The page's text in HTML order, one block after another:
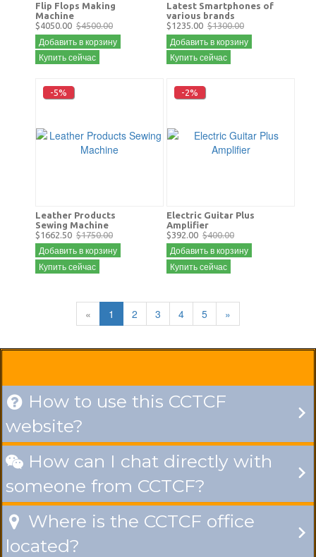
Flip Flops Making
Machine
$4050.00 $4500.00
Добавить в корзину
Купить сейчас
Latest Smartphones of
various brands
$1235.00 $1300.00
Добавить в корзину
Купить сейчас
-5%
Leather Products
Sewing Machine
$1662.50 $1750.00
Добавить в корзину
Купить сейчас
-2%
Electric Guitar Plus
Amplifier
$392.00 $400.00
Добавить в корзину
Купить сейчас
« 1 2 3 4 5 »
 How to use this CCTCF
website?
 How can I chat directly with
someone from CCTCF?
 Where is the CCTCF office
located?